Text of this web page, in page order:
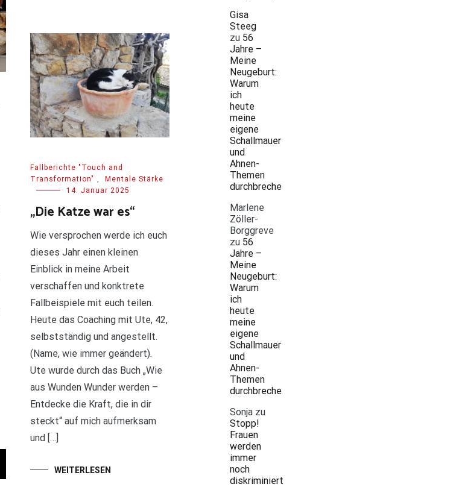
Fallberichte "Touch and
Transformation" ,
Mentale Stärke
14. Januar 2025
„Die Katze war es“
Wie versprochen werde ich euch
dieses Jahr einen kleinen
Einblick in meine Arbeit
verschaffen und konktrete
Fallbeispiele mit euch teilen.
Heute das Coaching mit Ute, 42,
selbstständig und angestellt.
(Name, wie immer geändert).
Ute wurde durch das Buch „Wie
aus Wunden Wunder werden –
Entdecke die Kraft, die in dir
steckt“ auf mich aufmerksam
und […]
WEITERLESEN
Gisa
Steeg
zu 56
Jahre –
Meine
Neugeburt:
Warum
ich
heute
meine
eigene
Schallmauer
und
Ahnen-
Themen
durchbreche
Marlene
Zöller-
Borggreve
zu 56
Jahre –
Meine
Neugeburt:
Warum
ich
heute
meine
eigene
Schallmauer
und
Ahnen-
Themen
durchbreche
Sonja zu
Stopp!
Frauen
werden
immer
noch
diskriminiert